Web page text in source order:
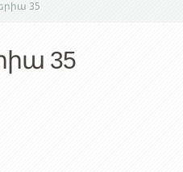
35
35